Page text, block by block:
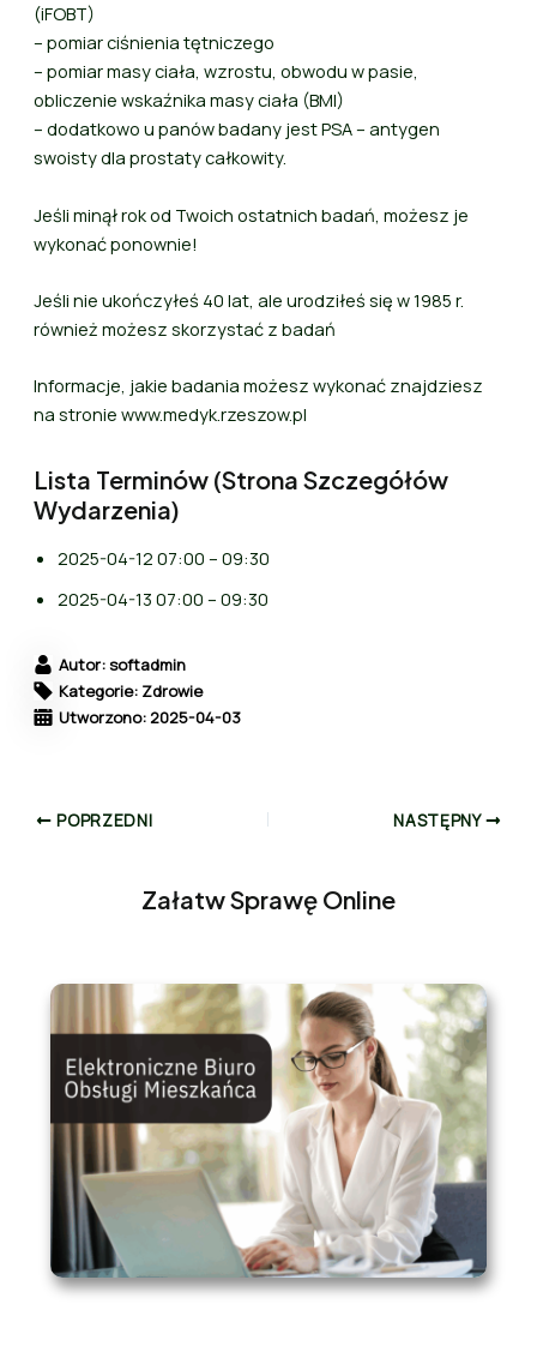
(iFOBT)
– pomiar ciśnienia tętniczego
– pomiar masy ciała, wzrostu, obwodu w pasie,
obliczenie wskaźnika masy ciała (BMI)
– dodatkowo u panów badany jest PSA – antygen
swoisty dla prostaty całkowity.
Jeśli minął rok od Twoich ostatnich badań, możesz je
wykonać ponownie!
Jeśli nie ukończyłeś 40 lat, ale urodziłeś się w 1985 r.
również możesz skorzystać z badań
Informacje, jakie badania możesz wykonać znajdziesz
na stronie www.medyk.rzeszow.pl
Lista Terminów (Strona Szczegółów
Wydarzenia)
2025-04-12 07:00 – 09:30
2025-04-13 07:00 – 09:30
Autor: softadmin
Kategorie: Zdrowie
Utworzono: 2025-04-03
POPRZEDNI NASTĘPNY
Załatw Sprawę Online